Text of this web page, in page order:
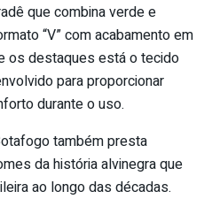
que combina verde e
“V” com acabamento em
os destaques está o tecido
para proporcionar
durante o uso.
também presta
da história alvinegra que
ao longo das décadas.